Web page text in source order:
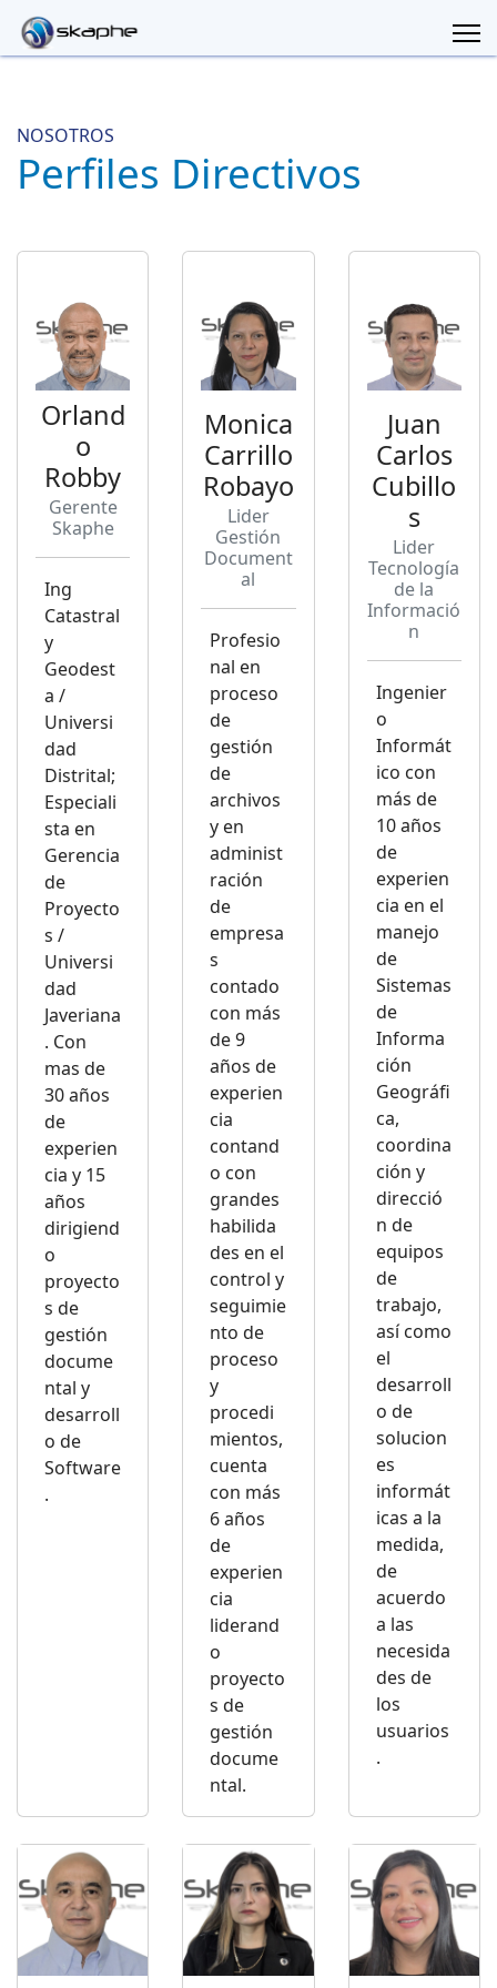
NOSOTROS
Perfiles Directivos
Orland
o
Robby
Gerente
Skaphe
Ing
Catastral
y
Geodest
a /
Universi
dad
Distrital;
Especiali
sta en
Gerencia
de
Proyecto
s /
Universi
dad
Javeriana
. Con
mas de
30 años
de
experien
cia y 15
años
dirigiend
o
proyecto
s de
gestión
docume
ntal y
desarroll
o de
Software
.
Monica
Carrillo
Robayo
Lider
Gestión
Document
al
Profesio
nal en
proceso
de
gestión
de
archivos
y en
administ
ración
de
empresa
s
contado
con más
de 9
años de
experien
cia
contand
o con
grandes
habilida
des en el
control y
seguimie
nto de
proceso
y
procedi
mientos,
cuenta
con más
6 años
de
experien
cia
liderand
o
proyecto
s de
gestión
docume
ntal.
Juan
Carlos
Cubillo
s
Lider
Tecnología
de la
Informació
n
Ingenier
o
Informát
ico con
más de
10 años
de
experien
cia en el
manejo
de
Sistemas
de
Informa
ción
Geográfi
ca,
coordina
ción y
direcció
n de
equipos
de
trabajo,
así como
el
desarroll
o de
solucion
es
informát
icas a la
medida,
de
acuerdo
a las
necesida
des de
los
usuarios
.